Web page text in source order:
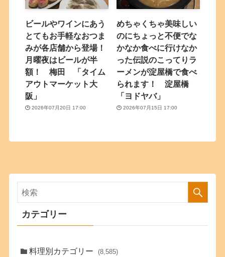
ビールやワインにあう
とてもお手軽なおつま
みが各店舗から登場！
月曜夜はビールが半
額！ 梅田 「タイム
アウトマーケット大
阪」
2026年07月20日 17:00
めちゃくちゃ美味しい
のにちょっと不便でな
かなか食べに行けなか
った伝説のこってりラ
ーメンが淀屋橋で食べ
られます！ 淀屋橋
「ヨドヤバ」
2026年07月15日 17:00
カテゴリー
料理別カテゴリー (8,585)